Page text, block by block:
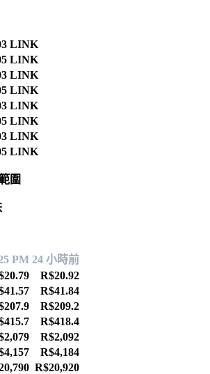
LINK
LINK
LINK
LINK
LINK
LINK
LINK
LINK
圍
PM 24 小時前
R$20.92
R$41.84
R$209.2
R$418.4
R$2,092
R$4,184
R$20,920